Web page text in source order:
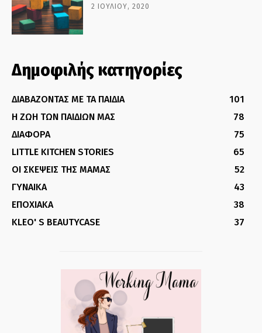
2 ΙΟΥΛΊΟΥ, 2020
Δημοφιλής κατηγορίες
ΔΙΑΒΑΖΟΝΤΑΣ ΜΕ ΤΑ ΠΑΙΔΙΑ
101
Η ΖΩΗ ΤΩΝ ΠΑΙΔΙΩΝ ΜΑΣ
78
ΔΙΑΦΟΡΑ
75
LITTLE KITCHEN STORIES
65
ΟΙ ΣΚΕΨΕΙΣ ΤΗΣ ΜΑΜΑΣ
52
ΓΥΝΑΙΚΑ
43
ΕΠΟΧΙΑΚΑ
38
KLEO' S BEAUTYCASE
37